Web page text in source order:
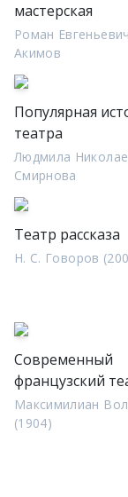
мастерская
Роман Евгеньевич
Акимов
Популярная
театра
Людмила
Смирнова
Театр рассказа
Н. С. Говоров
Современный
французский
Максимилиан
(1904)